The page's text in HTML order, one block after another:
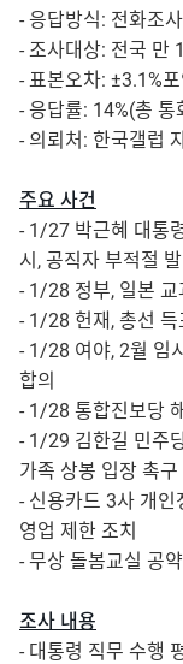
- 응답방식: 전화조
- 조사대상: 전국 만
- 표본오차: ±3.1%
- 응답률: 14%(총
- 의뢰처: 한국갤럽
주요 사건
- 1/27 박근혜 대통
시, 공직자 부적절
- 1/28 정부, 일본
- 1/28 헌재, 총선 득
- 1/28 여야, 2월 임
합의
- 1/28 통합진보당
- 1/29 김한길 민주
가족 상봉 입장 촉구
- 신용카드 3사 개인
영업 제한 조치
- 무상 돌봄교실 공
조사 내용
- 대통령 직무 수행